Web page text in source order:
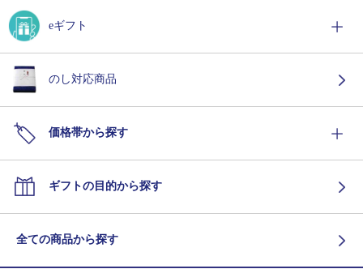
eギフト
のし対応商品
価格帯から探す
ギフトの目的から探す
全ての商品から探す